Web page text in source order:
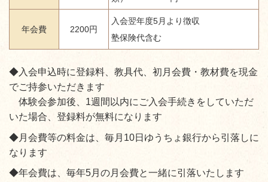
年会費 2200円
入会翌年度5月より徴収
塾保険代含む
◆入会申込時に登録料、教具代、初月会費・教材費を現金
でご持参いただきます
体験会参加後、1週間以内にご入会手続きをしていただ
いた場合、登録料が無料になります
◆月会費等の料金は、毎月10日ゆうちょ銀行から引落しに
なります
◆年会費は、毎年5月の月会費と一緒に引落いたします